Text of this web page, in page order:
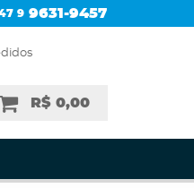
9 9631-9457
R$ 0,00